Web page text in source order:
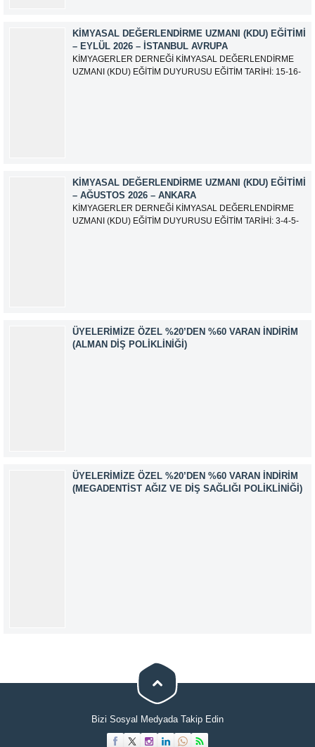
KIMYASAL DEĞERLENDIRME UZMANI (KDU) EĞITIMI
– EYLÜL 2026 – İSTANBUL AVRUPA
KİMYAGERLER DERNEĞİ KİMYASAL DEĞERLENDİRME
UZMANI (KDU) EĞİTİM DUYURUSU EĞİTİM TARİHİ: 15-16-
KIMYASAL DEĞERLENDIRME UZMANI (KDU) EĞITIMI
– AĞUSTOS 2026 – ANKARA
KİMYAGERLER DERNEĞİ KİMYASAL DEĞERLENDİRME
UZMANI (KDU) EĞİTİM DUYURUSU EĞİTİM TARİHİ: 3-4-5-
ÜYELERIMIZE ÖZEL %20’DEN %60 VARAN İNDIRIM
(ALMAN DIŞ POLIKLINIĞI)
ÜYELERIMIZE ÖZEL %20’DEN %60 VARAN İNDIRIM
(MEGADENTIST AĞIZ VE DIŞ SAĞLIĞI POLIKLINIĞI)
Bizi Sosyal Medyada Takip Edin